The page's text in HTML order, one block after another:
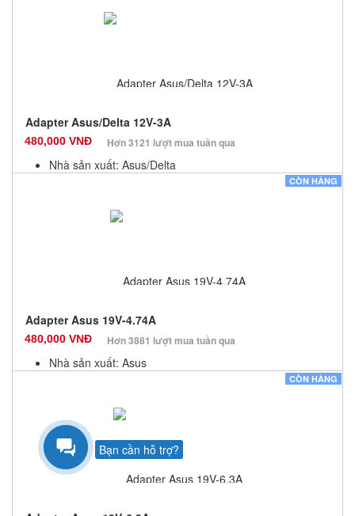
Số lượng: 10
Adapter Asus/Delta 12V-3A
480,000 VNĐ Hơn 3121 lượt mua tuần qua
Nhà sản xuất: Asus/Delta
Số lượng: 10
CÒN HÀNG
Adapter Asus 19V-4.74A
480,000 VNĐ Hơn 3881 lượt mua tuần qua
Nhà sản xuất: Asus
CÒN HÀNG
Bạn cần hỗ trợ?